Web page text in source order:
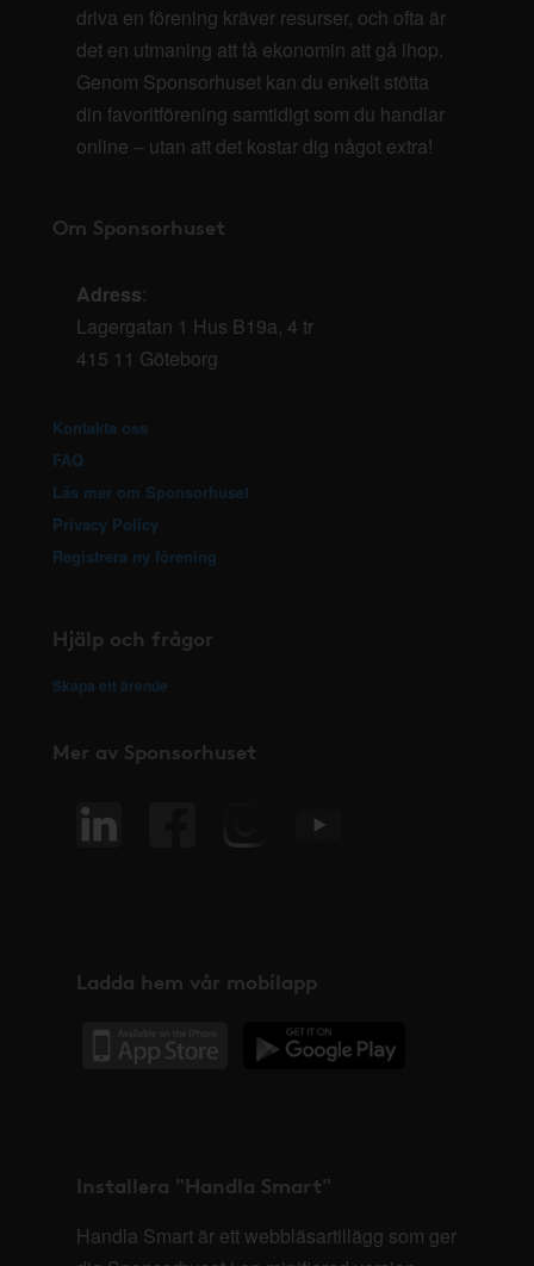
driva en förening kräver resurser, och ofta är
det en utmaning att få ekonomin att gå ihop.
Genom Sponsorhuset kan du enkelt stötta
din favoritförening samtidigt som du handlar
online – utan att det kostar dig något extra!
Om Sponsorhuset
Adress:
Lagergatan 1 Hus B19a, 4 tr
415 11 Göteborg
Kontakta oss
FAQ
Läs mer om Sponsorhuset
Privacy Policy
Registrera ny förening
Hjälp och frågor
Skapa ett ärende
Mer av Sponsorhuset
Ladda hem vår mobilapp
Installera "Handla Smart"
Handla Smart är ett webbläsartillägg som ger